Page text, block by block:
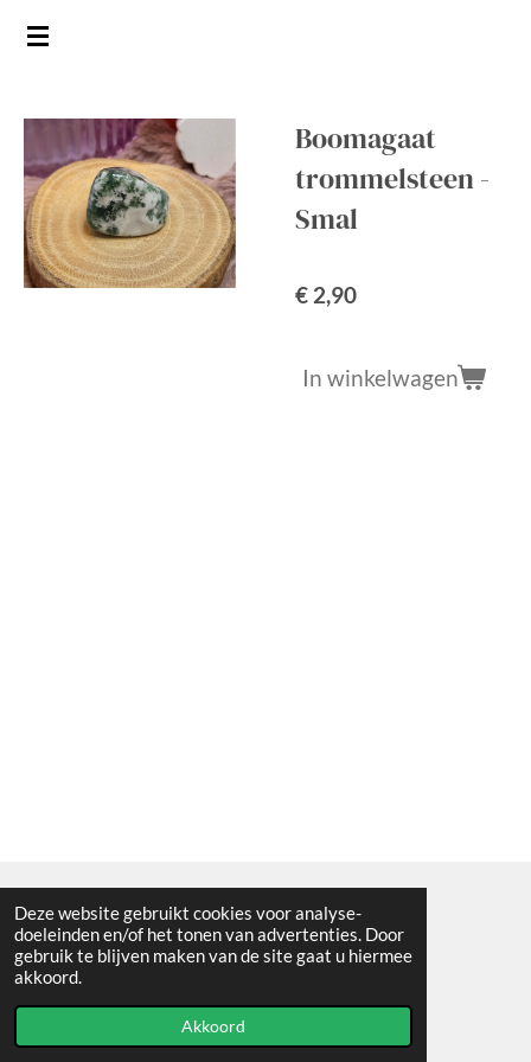
Deze website gebruikt cookies voor analyse-
doeleinden en/of het tonen van advertenties. Door
gebruik te blijven maken van de site gaat u hiermee
akkoord.
Akkoord
Ga
de
hoofdinhoud
Boomagaat
trommelsteen -
Smal
€ 2,90
In winkelwagen
Algemene voorwaarden
© 2021 - RC en mineralenshop Het vlinderpad